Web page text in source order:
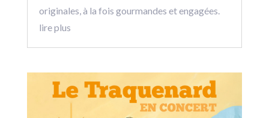
originales, à la fois gourmandes et engagées.
lire plus